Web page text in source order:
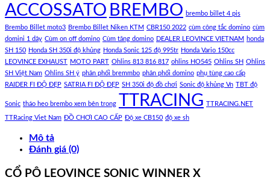
ACCOSSATO BREMBO brembo billet 4 pis
Brembo Billet moto3 Brembo Billet Niken KTM CBR150 2022 cùm công tắc domino cùm
domini 1 dây Cùm on off domino Cùm tăng domino DEALER LEOVINCE VIETNAM honda
SH 150 Honda SH 350i độ khủng Honda Sonic 125 độ 995tr Honda Vario 150cc
LEOVINCE EXHAUST MOTO PART Ohlins 813 816 817 ohlins HO545 Ohlins SH Ohlins
SH Việt Nam Ohlins SH ý phân phối bremmbo phân phối domino phụ tùng cao cấp
RAIDER FI ĐỘ ĐẸP SATRIA FI ĐỘ ĐẸP SH 350i độ đồ chơi Sonic độ khủng Vn TBT độ
Sonic tháo heo brembo xem bên trong TTRACING TTRACING.NET
TTRacing Viet Nam ĐỒ CHƠI CAO CẤP Độ xe CB150 độ xe sh
Mô tả
Đánh giá (0)
CỔ PÔ LEOVINCE SONIC WINNER X